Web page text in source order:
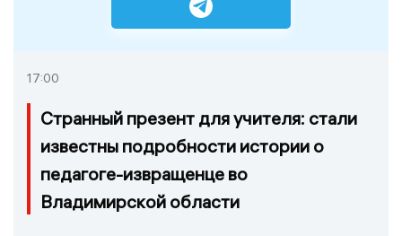
17:00
Странный презент для учителя: стали
известны подробности истории о
педагоге-извращенце во
Владимирской области